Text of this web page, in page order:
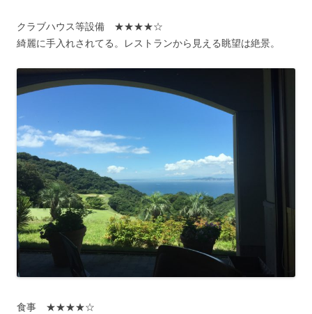
クラブハウス等設備 ★★★★☆
綺麗に手入れされてる。レストランから見える眺望は絶景。
食事 ★★★★☆